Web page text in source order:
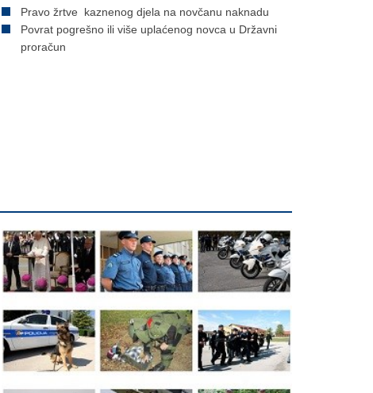
Pravo žrtve kaznenog djela na novčanu naknadu
Povrat pogrešno ili više uplaćenog novca u Državni
proračun